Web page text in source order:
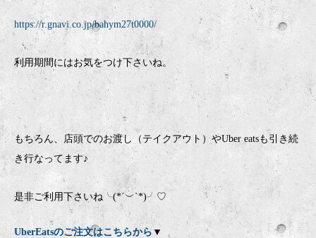
https://r.gnavi.co.jp/bahym27t0000/
利用期間にはお気をつけ下さいね。
もちろん、店頭でのお渡し（テイクアウト）やUber eatsも引き続
き行なってます♪
是非ご利用下さいね╰(*´︶`*)╯♡
UberEatsのご注文はこちらから ▼